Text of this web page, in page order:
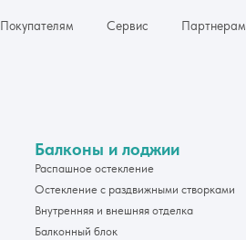
Покупателям Сервис Партнерам
Балконы и лоджии
Распашное остекление
Остекление с раздвижными створками
Внутренняя и внешняя отделка
Балконный блок